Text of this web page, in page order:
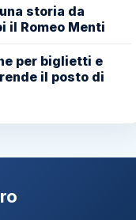
storia da
il Romeo Menti
per biglietti e
il posto di